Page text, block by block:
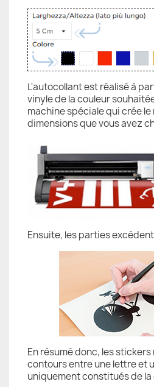
L'autocollant est réalisé à
vinyle de la couleur
machine spéciale qui crée
dimensions que vous avez
Ensuite, les parties
En résumé donc, les
contours entre une lettre et
uniquement constitués de